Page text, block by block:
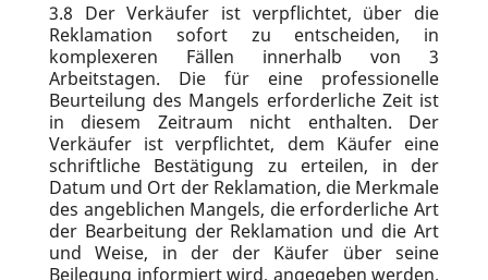
3.8 Der Verkäufer ist verpflichtet, über die
Reklamation sofort zu entscheiden, in
komplexeren Fällen innerhalb von 3
Arbeitstagen. Die für eine professionelle
Beurteilung des Mangels erforderliche Zeit ist
in diesem Zeitraum nicht enthalten. Der
Verkäufer ist verpflichtet, dem Käufer eine
schriftliche Bestätigung zu erteilen, in der
Datum und Ort der Reklamation, die Merkmale
des angeblichen Mangels, die erforderliche Art
der Bearbeitung der Reklamation und die Art
und Weise, in der der Käufer über seine
Beilegung informiert wird, angegeben werden.